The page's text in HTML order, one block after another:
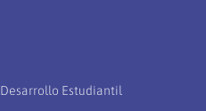
Estudiantil